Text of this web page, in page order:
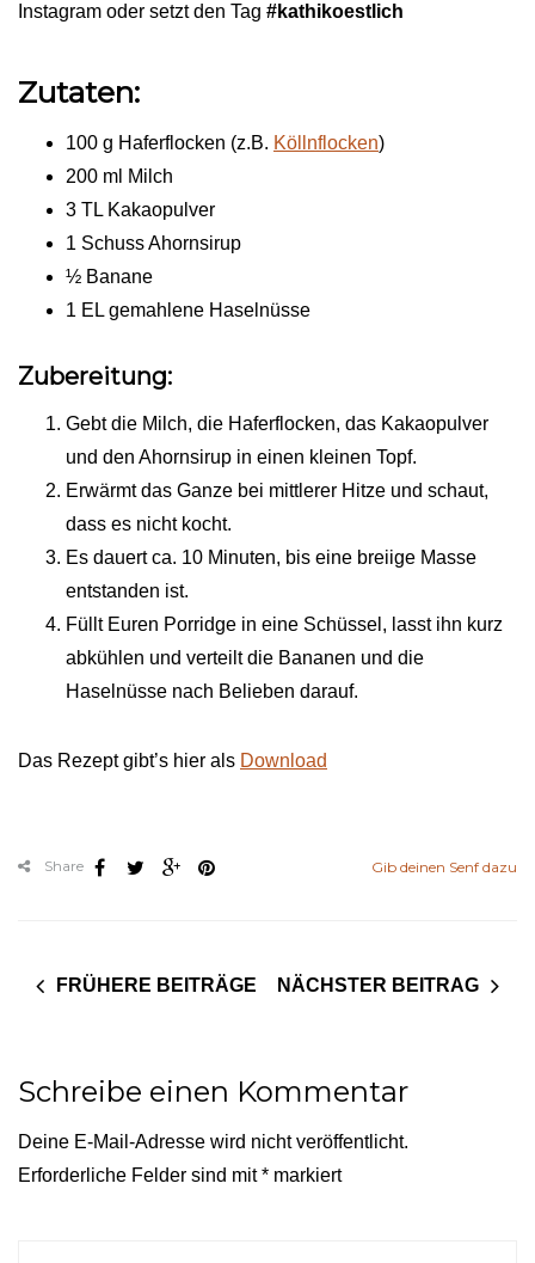
Instagram oder setzt den Tag #kathikoestlich
Zutaten:
100 g Haferflocken (z.B. Köllnflocken)
200 ml Milch
3 TL Kakaopulver
1 Schuss Ahornsirup
½ Banane
1 EL gemahlene Haselnüsse
Zubereitung:
Gebt die Milch, die Haferflocken, das Kakaopulver
und den Ahornsirup in einen kleinen Topf.
Erwärmt das Ganze bei mittlerer Hitze und schaut,
dass es nicht kocht.
Es dauert ca. 10 Minuten, bis eine breiige Masse
entstanden ist.
Füllt Euren Porridge in eine Schüssel, lasst ihn kurz
abkühlen und verteilt die Bananen und die
Haselnüsse nach Belieben darauf.
Das Rezept gibt’s hier als Download
Gib deinen Senf dazu
Share
FRÜHERE BEITRÄGE NÄCHSTER BEITRAG
Schreibe einen Kommentar
Deine E-Mail-Adresse wird nicht veröffentlicht.
Erforderliche Felder sind mit* markiert